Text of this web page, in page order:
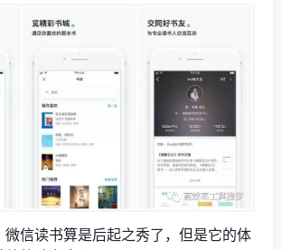
信读书算是后起之秀了，但是它的体